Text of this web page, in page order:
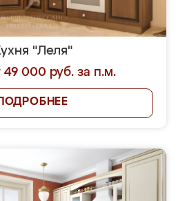
"Леля"
49 000 руб. за п.м.
ПОДРОБНЕЕ